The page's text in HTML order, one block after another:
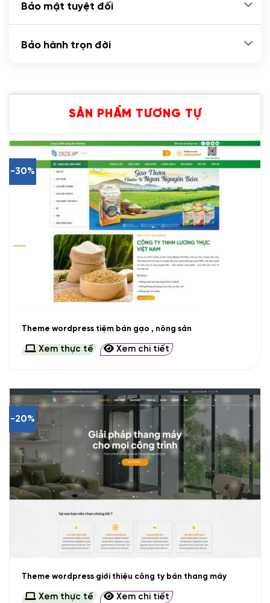
Bảo mật tuyệt đối
Bảo hành trọn đời
SẢN PHẨM TƯƠNG TỰ
-30%
Theme wordpress tiệm bán gạo , nông sản
Xem thực tế Xem chi tiết
-20%
Theme wordpress giới thiệu công ty bán thang máy
Xem thực tế Xem chi tiết